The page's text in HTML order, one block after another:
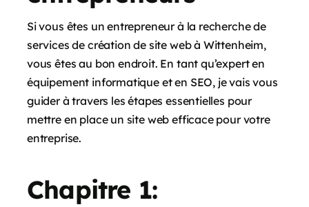
Si vous êtes un entrepreneur à la recherche de
services de création de site web à Wittenheim,
vous êtes au bon endroit. En tant qu’expert en
équipement informatique et en SEO, je vais vous
guider à travers les étapes essentielles pour
mettre en place un site web efficace pour votre
entreprise.
Chapitre 1: